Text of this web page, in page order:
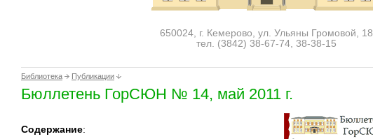
650024, г. Кемерово, ул. Ульяны Громовой, 18
тел. (3842) 38-67-74, 38-38-15
Библиотека Публикации
Бюллетень ГорСЮН № 14, май 2011 г.
Содержание: